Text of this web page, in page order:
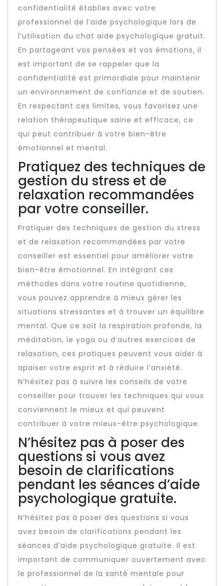
confidentialité établies avec votre
professionnel de l’aide psychologique lors de
l’utilisation du chat aide psychologique gratuit.
En partageant vos pensées et vos émotions, il
est important de se rappeler que la
confidentialité est primordiale pour maintenir
un environnement de confiance et de soutien.
En respectant ces limites, vous favorisez une
relation thérapeutique saine et efficace, ce
qui peut contribuer à votre bien-être
émotionnel et mental.
Pratiquez des techniques de
gestion du stress et de
relaxation recommandées
par votre conseiller.
Pratiquer des techniques de gestion du stress
et de relaxation recommandées par votre
conseiller est essentiel pour améliorer votre
bien-être émotionnel. En intégrant ces
méthodes dans votre routine quotidienne,
vous pouvez apprendre à mieux gérer les
situations stressantes et à trouver un équilibre
mental. Que ce soit la respiration profonde, la
méditation, le yoga ou d’autres exercices de
relaxation, ces pratiques peuvent vous aider à
apaiser votre esprit et à réduire l’anxiété.
N’hésitez pas à suivre les conseils de votre
conseiller pour trouver les techniques qui vous
conviennent le mieux et qui peuvent
contribuer à votre mieux-être psychologique.
N’hésitez pas à poser des
questions si vous avez
besoin de clarifications
pendant les séances d’aide
psychologique gratuite.
N’hésitez pas à poser des questions si vous
avez besoin de clarifications pendant les
séances d’aide psychologique gratuite. Il est
important de communiquer ouvertement avec
le professionnel de la santé mentale pour